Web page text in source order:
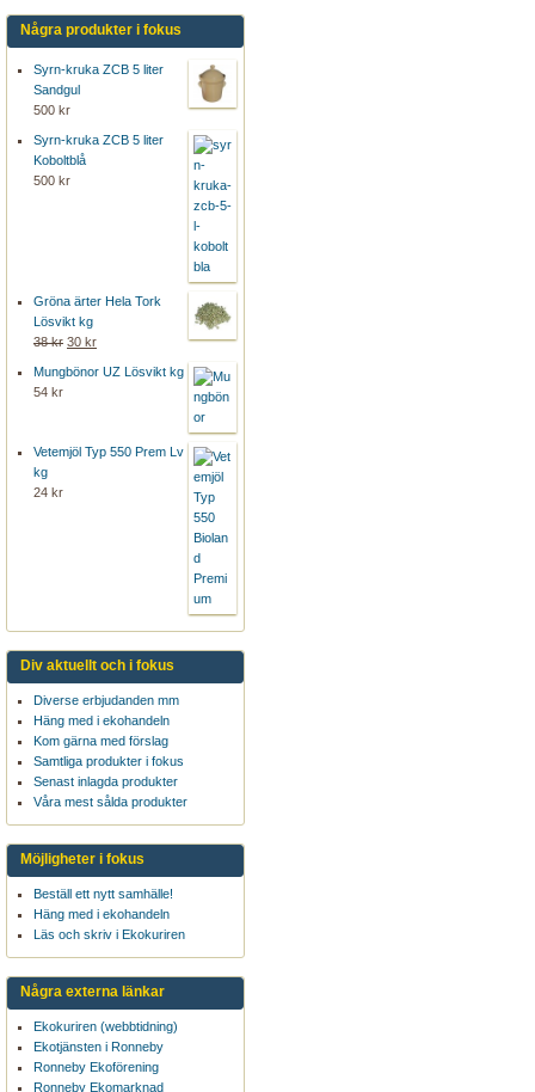
Några produkter i fokus
Syrn-kruka ZCB 5 liter
Sandgul
500 kr
Syrn-kruka ZCB 5 liter
Koboltblå
500 kr
Gröna ärter Hela Tork
Lösvikt kg
38 kr 30 kr
Mungbönor UZ Lösvikt kg
54 kr
Vetemjöl Typ 550 Prem Lv
kg
24 kr
Div aktuellt och i fokus
Diverse erbjudanden mm
Häng med i ekohandeln
Kom gärna med förslag
Samtliga produkter i fokus
Senast inlagda produkter
Våra mest sålda produkter
Möjligheter i fokus
Beställ ett nytt samhälle!
Häng med i ekohandeln
Läs och skriv i Ekokuriren
Några externa länkar
Ekokuriren (webbtidning)
Ekotjänsten i Ronneby
Ronneby Ekoförening
Ronneby Ekomarknad